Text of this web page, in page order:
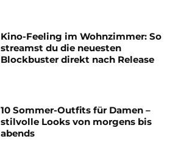
Kino-Feeling im Wohnzimmer: So
streamst du die neuesten
Blockbuster direkt nach Release
10 Sommer-Outfits für Damen –
stilvolle Looks von morgens bis
abends